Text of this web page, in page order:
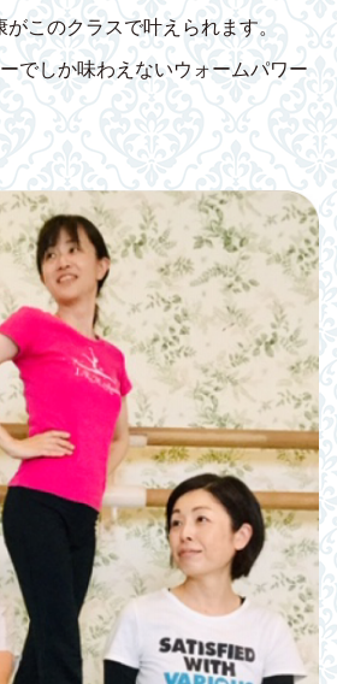
がこのクラスで叶えられます。
でしか味わえないウォームパワー